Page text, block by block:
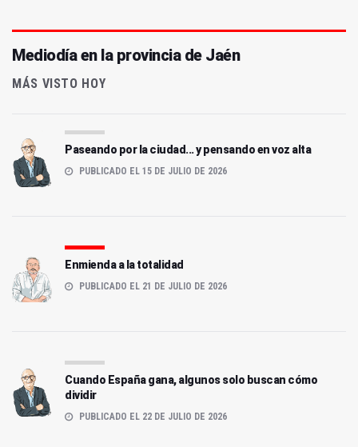
Mediodía en la provincia de Jaén
MÁS VISTO HOY
Paseando por la ciudad... y pensando en voz alta
PUBLICADO EL 15 DE JULIO DE 2026
Enmienda a la totalidad
PUBLICADO EL 21 DE JULIO DE 2026
Cuando España gana, algunos solo buscan cómo
dividir
PUBLICADO EL 22 DE JULIO DE 2026